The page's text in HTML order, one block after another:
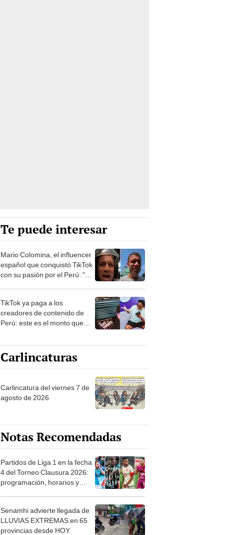
Te puede interesar
Mario Colomina, el influencer
español que conquistó TikTok
con su pasión por el Perú: "Mi
TikTok ya paga a los
creadores de contenido de
Perú: este es el monto que
Carlincaturas
Carlincatura del viernes 7 de
agosto de 2026
Notas Recomendadas
Partidos de Liga 1 en la fecha
4 del Torneo Clausura 2026:
programación, horarios y
Senamhi advierte llegada de
LLUVIAS EXTREMAS en 65
provincias desde HOY